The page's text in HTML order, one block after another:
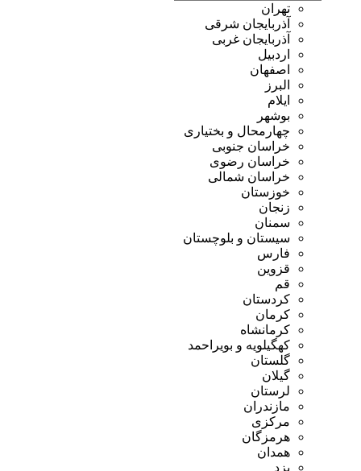
تهران
آذربایجان شرقی
آذربایجان غربی
اردبیل
اصفهان
البرز
ایلام
بوشهر
چهارمحال و بختیاری
خراسان جنوبی
خراسان رضوی
خراسان شمالی
خوزستان
زنجان
سمنان
سیستان و بلوچستان
فارس
قزوین
قم
کردستان
کرمان
کرمانشاه
کهگیلویه و بویراحمد
گلستان
گیلان
لرستان
مازندران
مرکزی
هرمزگان
همدان
یزد